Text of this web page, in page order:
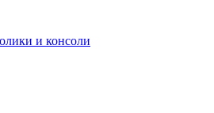
и консоли